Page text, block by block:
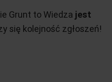
Grunt to Wiedza jest
się kolejność zgłoszeń!